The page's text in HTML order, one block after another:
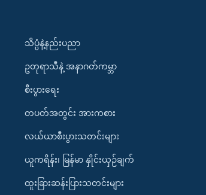
သိပ္ပံနဲ့နည်းပညာ
ဥတုရာသီနဲ့ အနာဂတ်ကမ္ဘာ
စီးပွားရေး
တပတ်အတွင်း အားကစား
လယ်ယာစီးပွားသတင်းများ
ယူကရိန်း၊ မြန်မာ နှိုင်းယှဉ်ချက်
ထူးခြားဆန်းပြားသတင်းများ